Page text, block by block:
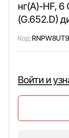
нг(А)-HF, 6
(G.652.D)
Код:
Войти и